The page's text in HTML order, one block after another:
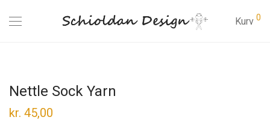
Kurv 0
Nettle Sock Yarn
kr. 45,00